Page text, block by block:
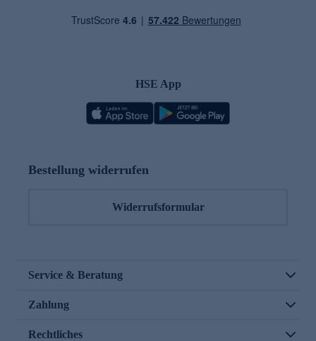
HSE App
Bestellung widerrufen
Widerrufsformular
Service & Beratung
Zahlung
Rechtliches